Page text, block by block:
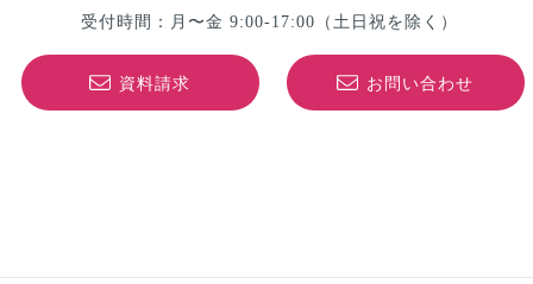
受付時間：月〜金 9:00-17:00 （土日祝を除く）
資料請求 お問い合わせ